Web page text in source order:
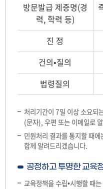
무
리
간
방문발급 제증명(경
력, 학력 등)
진 정
건의•질의
법령질의
처리기간이 7일 이상 소요되
(문자), 우편 또는 이메일로
민원처리 결과를 통지할 때
함께 알려드리겠습니다.
공정하고 투명한 교육
교육정책을 수립•시행할 때